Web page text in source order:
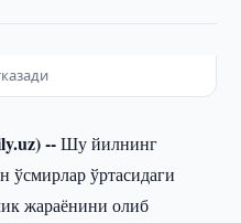
--Шу йилнинг
ўсмирлар ўртасидаги
жараёнини олиб